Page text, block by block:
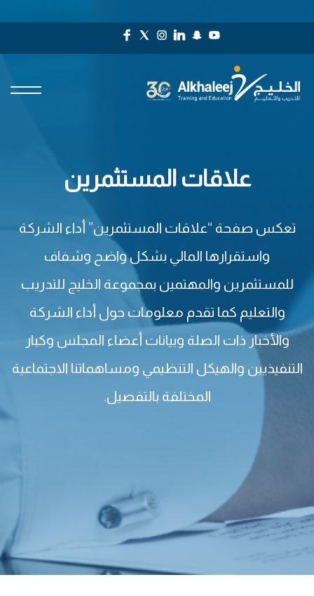
علاقات المستثمرين
تعكس صفحة “علاقات المستثمرين” أداء الشركة
واستقرارها المالي بشكل واضح وشفاف
للمستثمرين والمهتمين بمجموعة الخليج للتدريب
والتعليم كما تقدم معلومات حول أداء الشركة
والأخبار ذات الصلة وبيانات أعضاء المجلس وكبار
التنفيذيين والهيكل التنظيمي ومساهماتنا الاجتماعية
المختلفة بالتفصيل.